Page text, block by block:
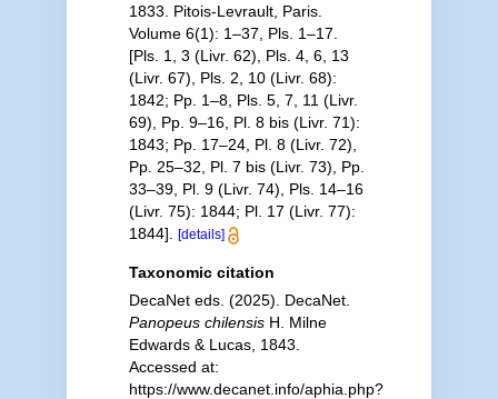
1833. Pitois-Levrault, Paris.
Volume 6(1): 1–37, Pls. 1–17.
[Pls. 1, 3 (Livr. 62), Pls. 4, 6, 13
(Livr. 67), Pls. 2, 10 (Livr. 68):
1842; Pp. 1–8, Pls. 5, 7, 11 (Livr.
69), Pp. 9–16, Pl. 8 bis (Livr. 71):
1843; Pp. 17–24, Pl. 8 (Livr. 72),
Pp. 25–32, Pl. 7 bis (Livr. 73), Pp.
33–39, Pl. 9 (Livr. 74), Pls. 14–16
(Livr. 75): 1844; Pl. 17 (Livr. 77):
1844].
[details]
Taxonomic citation
DecaNet eds. (2025). DecaNet.
Panopeus chilensisH. Milne
Edwards & Lucas, 1843.
Accessed at:
https://www.decanet.info/aphia.php?